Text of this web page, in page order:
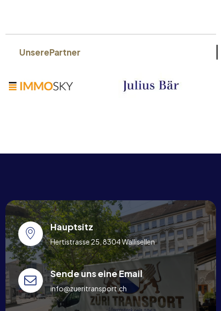
UnserePartner
Hauptsitz
Hertistrasse 25, 8304 Wallisellen
Sende uns eine Email
info@zueritransport.ch